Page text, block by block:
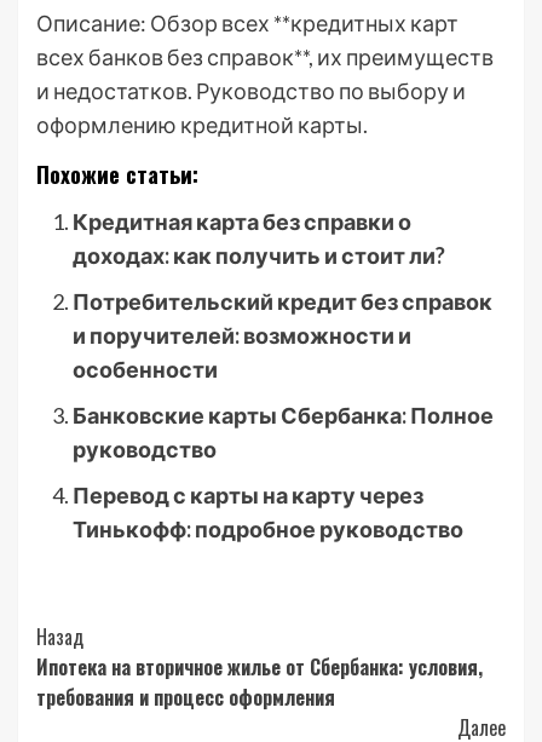
Описание: Обзор всех **кредитных карт
всех банков без справок**, их преимуществ
и недостатков. Руководство по выбору и
оформлению кредитной карты.
Похожие статьи:
Кредитная карта без справки о
доходах: как получить и стоит ли?
Потребительский кредит без справок
и поручителей: возможности и
особенности
Банковские карты Сбербанка: Полное
руководство
Перевод с карты на карту через
Тинькофф: подробное руководство
Post
Navigation
Назад
Ипотека на вторичное жилье от Сбербанка: условия,
требования и процесс оформления
Далее